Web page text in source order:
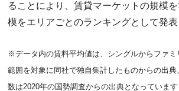
ることにより、賃貸マーケットの規模
模をエリアごとのランキングとして発表
※データ内の賃料平均値は、シングルからファ
範囲を対象に同社で独自集計したものからの出
数は2020年の国勢調査からの出典となっています